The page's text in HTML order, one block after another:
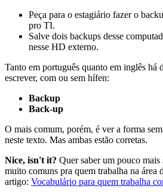
Peça para o estagiário fazer o
pro TI.
Salve dois backups desse
nesse HD externo.
Tanto em português quanto em inglês há
escrever, com ou sem hífen:
Backup
Back-up
O mais comum, porém, é ver a forma
neste texto. Mas ambas estão corretas.
Nice, isn't it? Quer saber um pouco
muito comuns pra quem trabalha na área
artigo: Vocabulário para quem trabalha